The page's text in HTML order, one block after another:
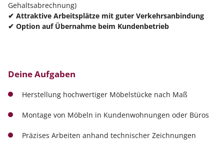
Gehaltsabrechnung)
✔ Attraktive Arbeitsplätze mit guter Verkehrsanbindung
✔ Option auf Übernahme beim Kundenbetrieb
Deine Aufgaben
Herstellung hochwertiger Möbelstücke nach Maß
Montage von Möbeln in Kundenwohnungen oder Büros
Präzises Arbeiten anhand technischer Zeichnungen